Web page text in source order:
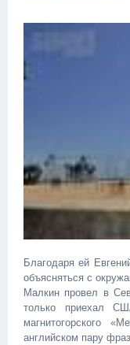
Благодаря ей
объясняться с
Малкин провел в
только приехал
магнитогорского
английском пару фраз.